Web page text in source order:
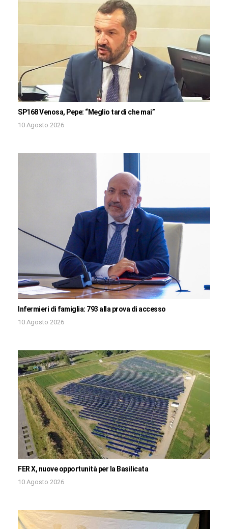
SP168 Venosa, Pepe: “Meglio tardi che mai”
10 Agosto 2026
Infermieri di famiglia: 793 alla prova di accesso
10 Agosto 2026
FER X, nuove opportunità per la Basilicata
10 Agosto 2026